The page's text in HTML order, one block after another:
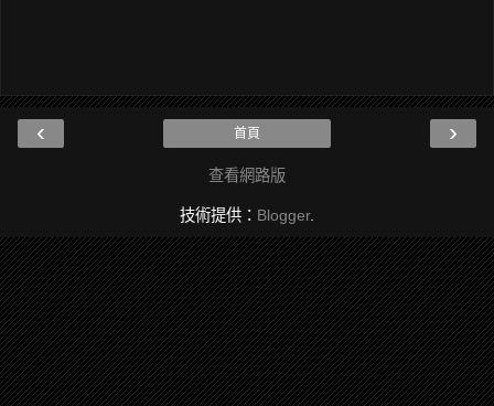
‹ ›
首頁
查看網路版
技術提供： Blogger.